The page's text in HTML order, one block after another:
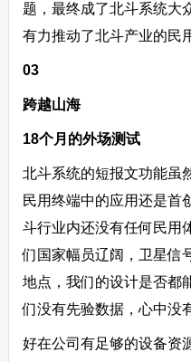
题，最终成了北斗系统大
有力推动了北斗产业的民
03
跨越山海
18个月的外场测试
北斗系统的短报文功能虽
民用终端中的应用还是‍首
斗行业内还没有任何民用
们国家幅员辽阔，卫星信
地点，我们的设计是否都
们没有先验数据，心中没
好在公司有足够的设备资